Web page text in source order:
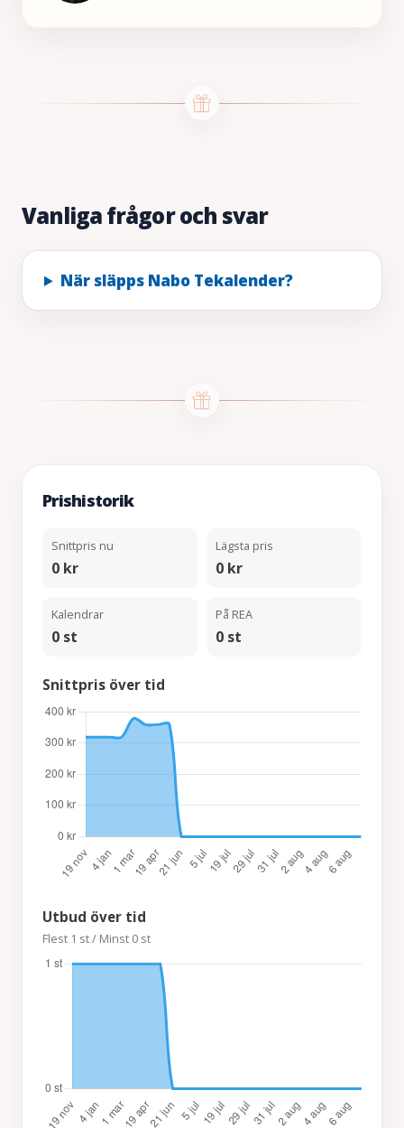
Vanliga frågor och svar
När släpps Nabo Tekalender?
Prishistorik
Snittpris nu
0 kr
Lägsta pris
0 kr
Kalendrar
0 st
På REA
0 st
Snittpris över tid
Utbud över tid
Flest 1 st / Minst 0 st